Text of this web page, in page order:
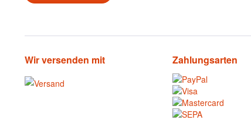
Wir versenden mit Zahlungsarten